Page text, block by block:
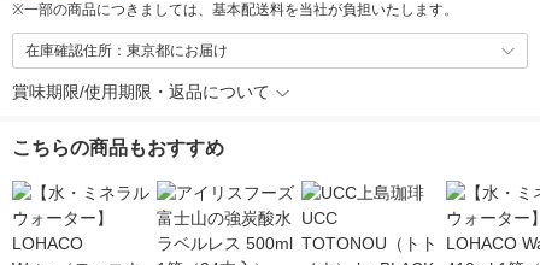
※一部の商品につきましては、基本配送料を当社が負担いたします。
在庫確認住所：東京都にお届け
賞味期限/使用期限・返品について
こちらの商品もおすすめ